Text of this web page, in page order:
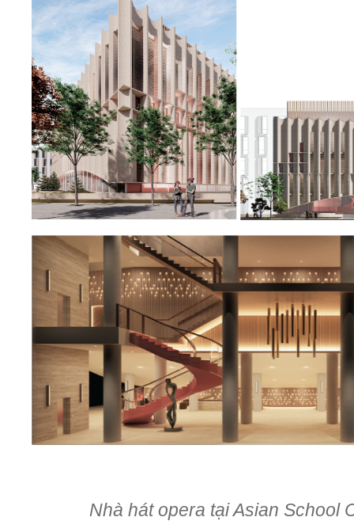
Nhà hát opera tại Asian School